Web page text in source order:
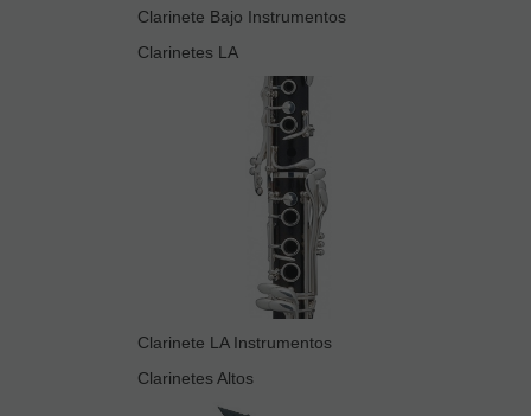
Clarinete Bajo Instrumentos
Clarinetes LA
Clarinete LA Instrumentos
Clarinetes Altos